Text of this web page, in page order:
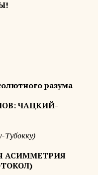
разума
ЧАЦКИЙ-
Тубокку)
АСИММЕТРИЯ